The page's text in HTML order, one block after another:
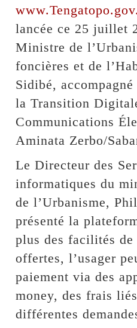
lancée ce 25 juillet
Ministre de
foncières et de
Sidibé,
la Transition
Communications
Aminata Zerbo/
Le Directeur des
informatiques du
de l’Urbanisme,
présenté la
plus des facilités de
offertes, l’usager
paiement via des
money, des frais
différentes